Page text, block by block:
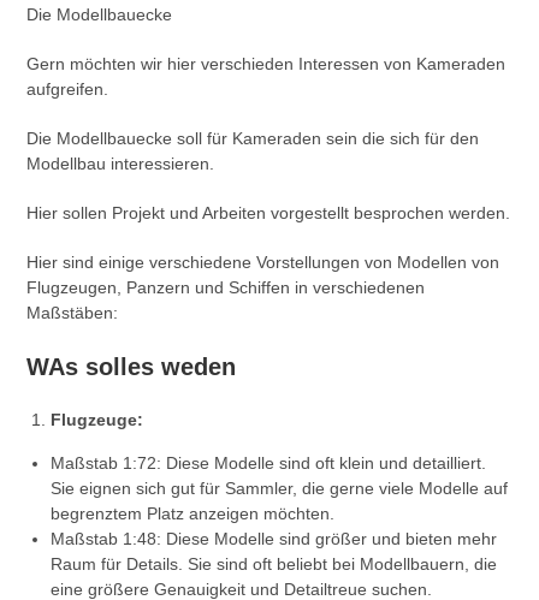
Die Modellbauecke
Gern möchten wir hier verschieden Interessen von Kameraden
aufgreifen.
Die Modellbauecke soll für Kameraden sein die sich für den
Modellbau interessieren.
Hier sollen Projekt und Arbeiten vorgestellt besprochen werden.
Hier sind einige verschiedene Vorstellungen von Modellen von
Flugzeugen, Panzern und Schiffen in verschiedenen
Maßstäben:
WAs solles weden
Flugzeuge:
Maßstab 1:72: Diese Modelle sind oft klein und detailliert.
Sie eignen sich gut für Sammler, die gerne viele Modelle auf
begrenztem Platz anzeigen möchten.
Maßstab 1:48: Diese Modelle sind größer und bieten mehr
Raum für Details. Sie sind oft beliebt bei Modellbauern, die
eine größere Genauigkeit und Detailtreue suchen.